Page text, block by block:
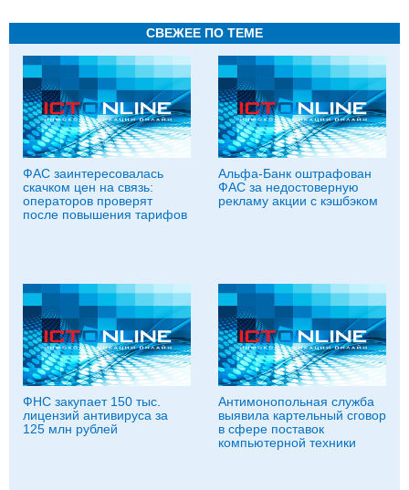
СВЕЖЕЕ ПО ТЕМЕ
ФАС заинтересовалась
скачком цен на связь:
операторов проверят
после повышения тарифов
Альфа-Банк оштрафован
ФАС за недостоверную
рекламу акции с кэшбэком
ФНС закупает 150 тыс.
лицензий антивируса за
125 млн рублей
Антимонопольная служба
выявила картельный сговор
в сфере поставок
компьютерной техники